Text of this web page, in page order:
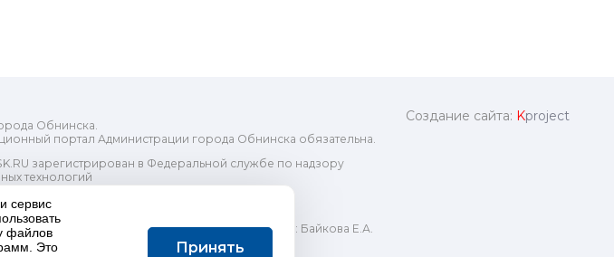
Обнинска.
портал Администрации города Обнинска обязательна.
зарегистрирован в Федеральной службе по надзору
технологий
№ ФС77-73321
округа "Город Обнинск". Главный редактор: Байкова Е.А.
Создание сайта: Kproject
сервис
файлов
Это
Принять